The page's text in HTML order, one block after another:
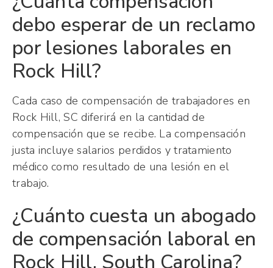
debo esperar de un reclamo
por lesiones laborales en
Rock Hill?
Cada caso de compensación de trabajadores en
Rock Hill, SC diferirá en la cantidad de
compensación que se recibe. La compensación
justa incluye salarios perdidos y tratamiento
médico como resultado de una lesión en el
trabajo.
¿Cuánto cuesta un abogado
de compensación laboral en
Rock Hill, South Carolina?